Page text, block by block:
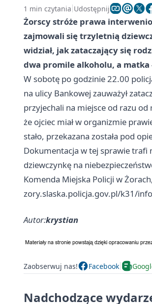
1 min czytania Udostępnij
Żorscy stróże prawa
zajmowali się trzyletnią
widział, jak zataczający się
dwa promile alkoholu, a matka
W sobotę po godzinie 22.00
na ulicy Bankowej zauważył
przyjechali na miejsce od razu
że ojciec miał w organizmie
stało, przekazana została pod
Dokumentacja w tej sprawie trafi
dziewczynkę na
Komenda Miejska Policji w Żorach,
zory.slaska.policja.gov.pl/k31/
Autor:krystian
Zaobserwuj nas! Facebook
Nadchodzące